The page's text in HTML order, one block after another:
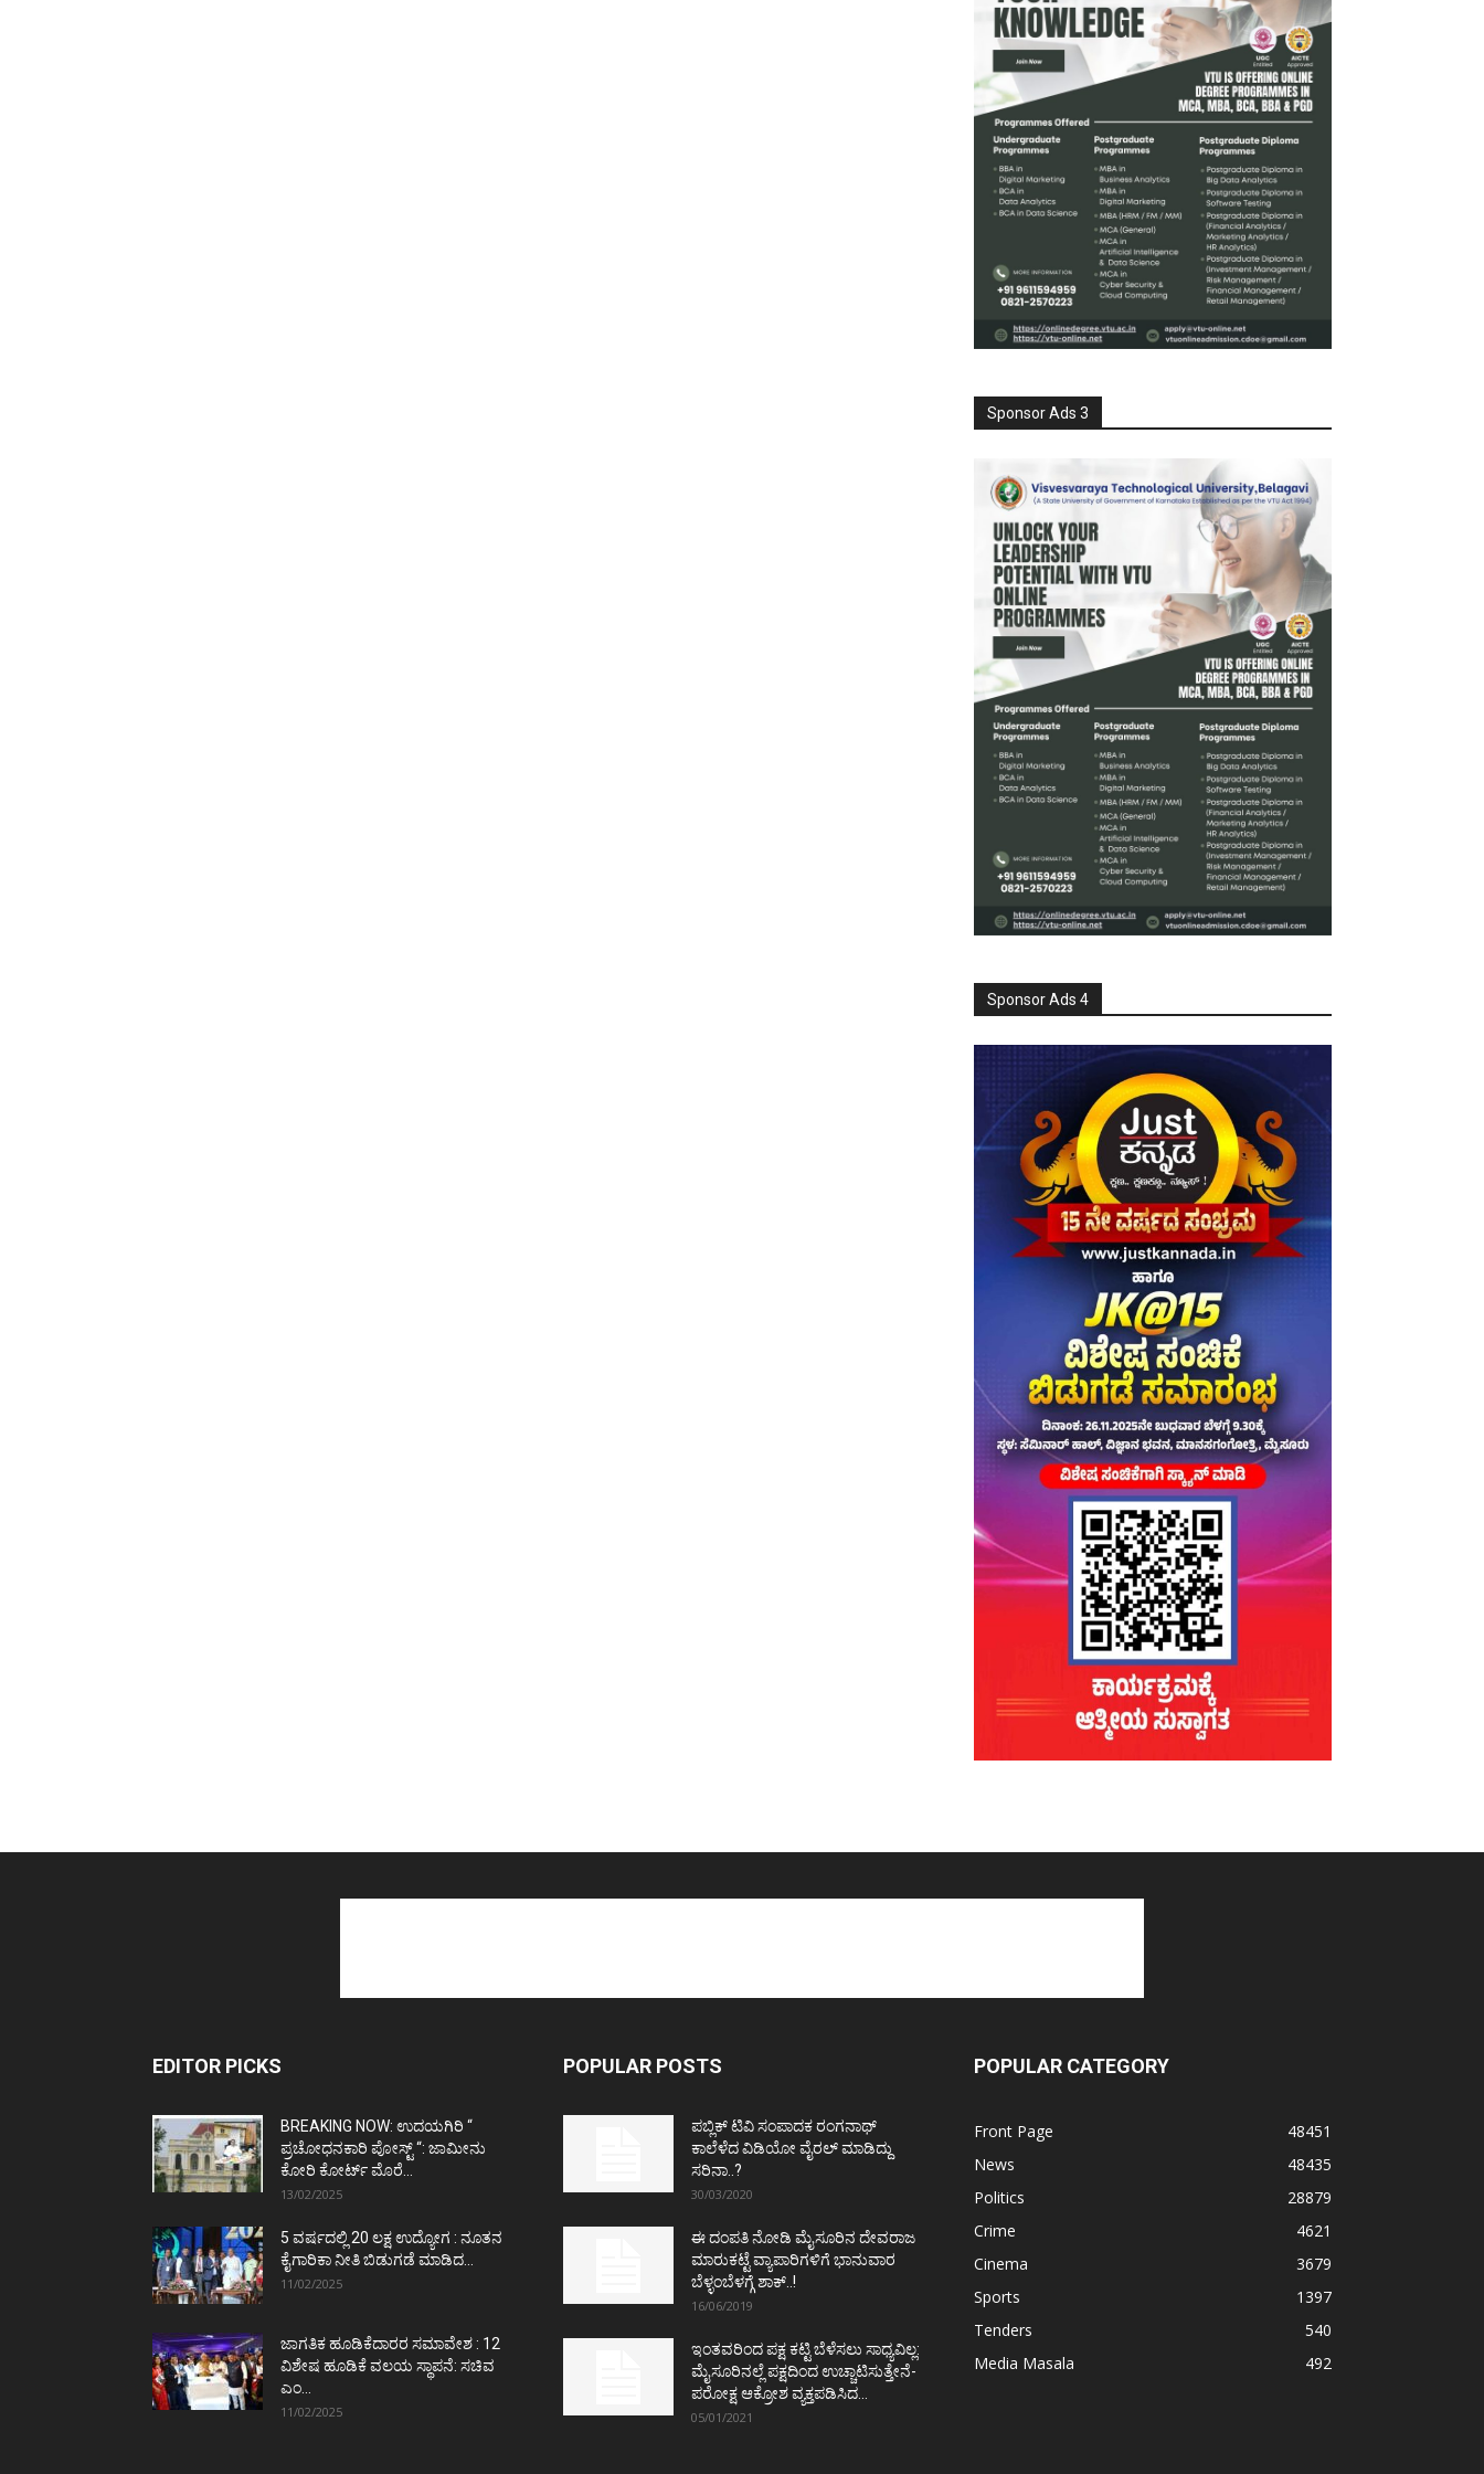
Sponsor Ads 3
Sponsor Ads 4
EDITOR PICKS
BREAKING NOW: ಉದಯಗಿರಿ “
ಪ್ರಚೋಧನಕಾರಿ ಪೋಸ್ಟ್‌ “: ಜಾಮೀನು
ಕೋರಿ ಕೋರ್ಟ್‌ ಮೊರೆ...
13/02/2025
5 ವರ್ಷದಲ್ಲಿ 20 ಲಕ್ಷ ಉದ್ಯೋಗ : ನೂತನ
ಕೈಗಾರಿಕಾ ನೀತಿ ಬಿಡುಗಡೆ ಮಾಡಿದ...
11/02/2025
ಜಾಗತಿಕ ಹೂಡಿಕೆದಾರರ ಸಮಾವೇಶ : 12
ವಿಶೇಷ ಹೂಡಿಕೆ ವಲಯ ಸ್ಥಾಪನೆ: ಸಚಿವ
ಎಂ...
11/02/2025
POPULAR POSTS
ಪಬ್ಲಿಕ್ ಟಿವಿ ಸಂಪಾದಕ ರಂಗನಾಥ್
ಕಾಲೆಳೆದ ವಿಡಿಯೋ ವೈರಲ್ ಮಾಡಿದ್ದು
ಸರಿನಾ..?
30/03/2020
ಈ ದಂಪತಿ ನೋಡಿ ಮೈಸೂರಿನ ದೇವರಾಜ
ಮಾರುಕಟ್ಟೆ ವ್ಯಾಪಾರಿಗಳಿಗೆ ಭಾನುವಾರ
ಬೆಳ್ಳಂಬೆಳಗ್ಗೆ ಶಾಕ್..!
16/06/2019
ಇಂತವರಿಂದ ಪಕ್ಷ ಕಟ್ಟಿ ಬೆಳೆಸಲು ಸಾಧ್ಯವಿಲ್ಲ:
ಮೈಸೂರಿನಲ್ಲೆ ಪಕ್ಷದಿಂದ ಉಚ್ಚಾಟಿಸುತ್ತೇನೆ-
ಪರೋಕ್ಷ ಆಕ್ರೋಶ ವ್ಯಕ್ತಪಡಿಸಿದ...
05/01/2021
POPULAR CATEGORY
Front Page
48451
News
48435
Politics
28879
Crime
4621
Cinema
3679
Sports
1397
Tenders
540
Media Masala
492